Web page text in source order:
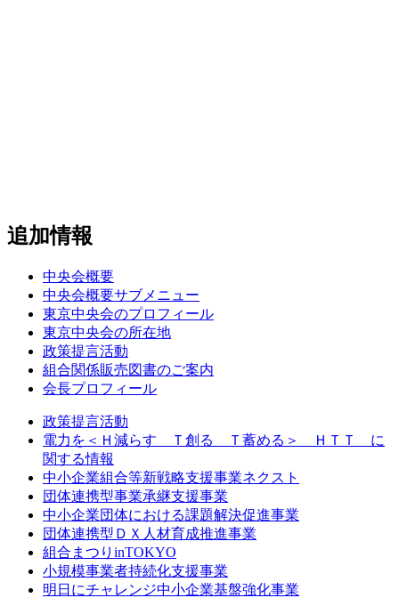
追加情報
中央会概要
中央会概要サブメニュー
東京中央会のプロフィール
東京中央会の所在地
政策提言活動
組合関係販売図書のご案内
会長プロフィール
政策提言活動
電力を＜Ｈ減らす Ｔ創る Ｔ蓄める＞ ＨＴＴ に
関する情報
中小企業組合等新戦略支援事業ネクスト
団体連携型事業承継支援事業
中小企業団体における課題解決促進事業
団体連携型ＤＸ人材育成推進事業
組合まつりinTOKYO
小規模事業者持続化支援事業
明日にチャレンジ中小企業基盤強化事業